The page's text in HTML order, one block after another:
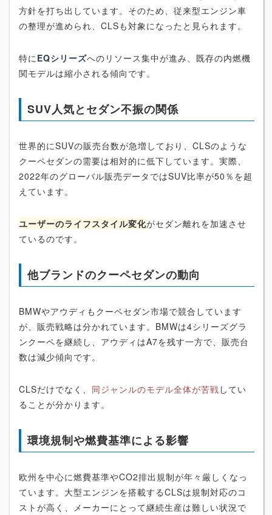
方針を打ち出しています。そのため、従来型エンジン車
の整理が進められ、CLSも対象になったと見られます。
特に EQシリーズへのリソース集中が進み、既存の内燃機
関モデルは縮小される傾向です。
SUV人気とセダン不振の関係
世界的にSUVの販売台数が急増しており、CLSのような
クーペセダンの需要は相対的に低下しています。実際、
2022年のグローバル販売データではSUV比率が50％を超
えています。
ユーザーのライフスタイル変化がセダン離れを加速させ
ているのです。
他ブランドのクーペセダンの動向
BMWやアウディもクーペセダン市場で競合しています
が、販売戦略は分かれています。BMWは4シリーズグラ
ンクーペを継続し、アウディはA7を残す一方で、販売台
数は減少傾向です。
CLSだけでなく、 同ジャンルのモデル全体が苦戦 してい
ることが分かります。
環境規制や燃費基準による影響
欧州を中心に燃費基準やCO2排出規制が年々厳しくなっ
ています。大型エンジンを搭載するCLSは規制対応のコ
ストが高く、メーカーにとって継続生産は難しい状況で